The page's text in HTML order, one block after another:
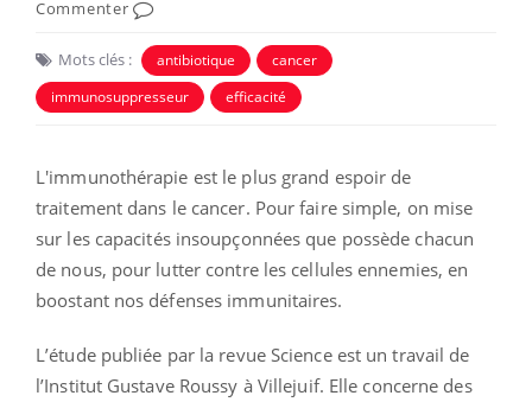
Commenter
Mots clés : antibiotique
cancer
immunosuppresseur
efficacité
L'immunothérapie est le plus grand espoir de
traitement dans le cancer. Pour faire simple, on mise
sur les capacités insoupçonnées que possède chacun
de nous, pour lutter contre les cellules ennemies, en
boostant nos défenses immunitaires.
L’étude publiée par la revue Science est un travail de
l’Institut Gustave Roussy à Villejuif. Elle concerne des